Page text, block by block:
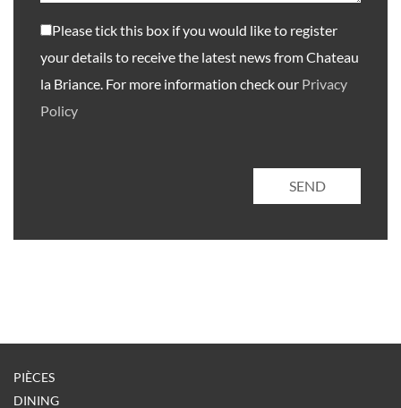
Please tick this box if you would like to register
your details to receive the latest news from Chateau
la Briance. For more information check our Privacy
Policy
SEND
PIÈCES
DINING